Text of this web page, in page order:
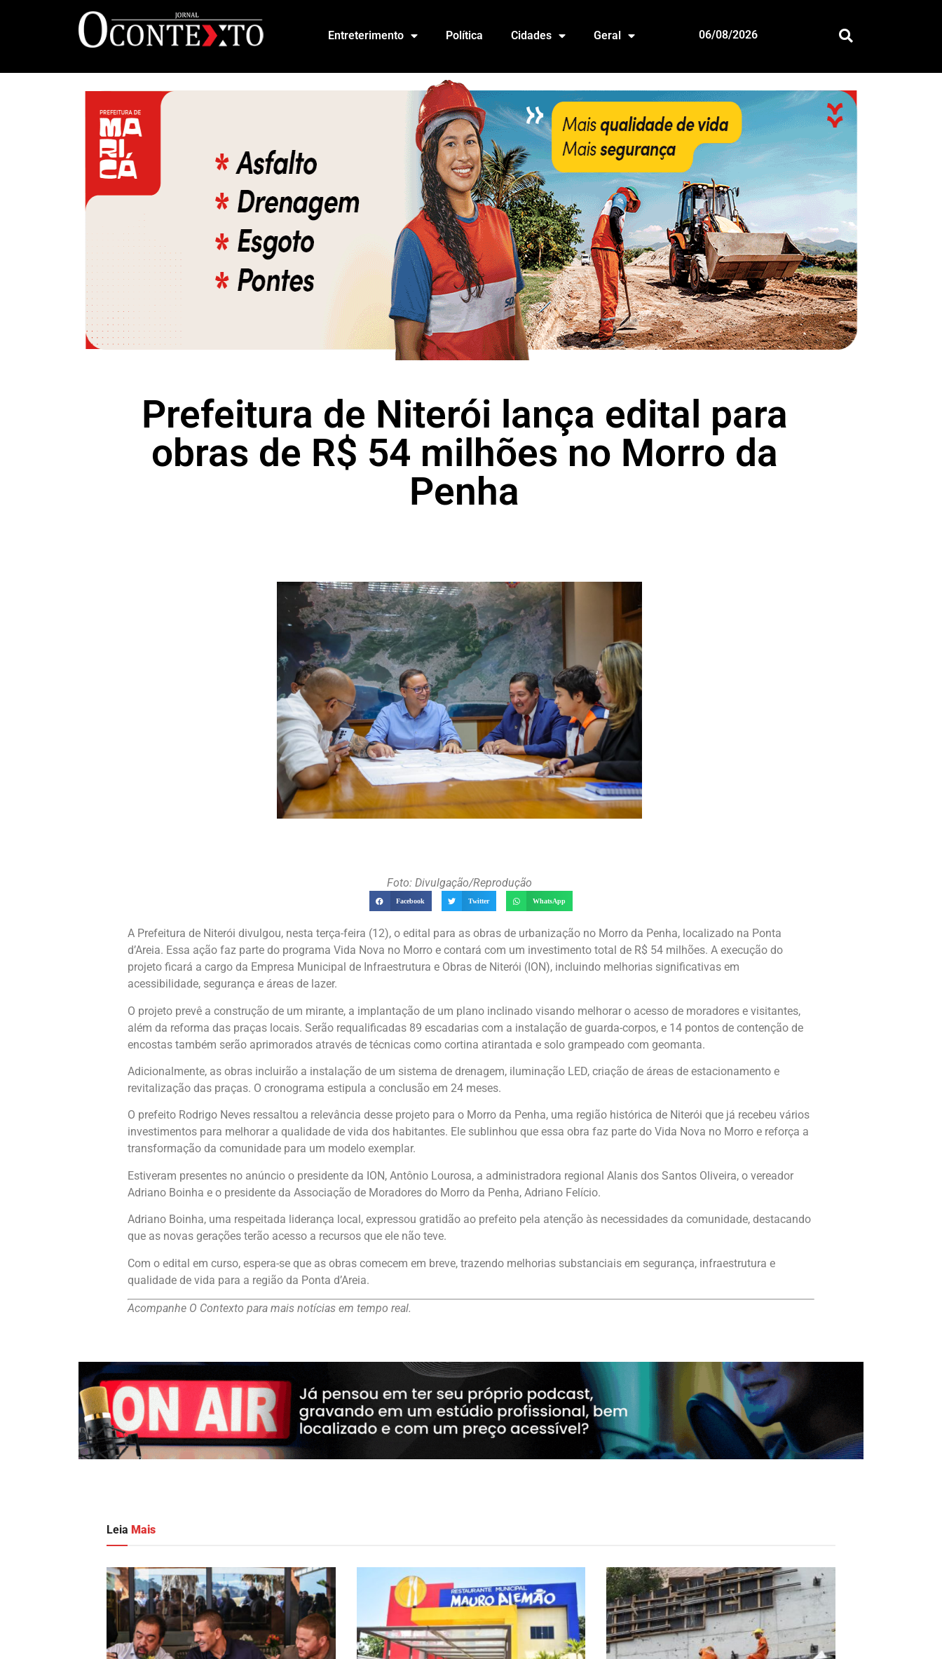
Entreterimento Política Cidades Geral 06/08/2026
Prefeitura de Niterói lança edital para
obras de R$ 54 milhões no Morro da
Penha
Foto: Divulgação/Reprodução
Facebook Twitter WhatsApp
A Prefeitura de Niterói divulgou, nesta terça-feira (12), o edital para as obras de urbanização no Morro da Penha, localizado na Ponta
d’Areia. Essa ação faz parte do programa Vida Nova no Morro e contará com um investimento total de R$ 54 milhões. A execução do
projeto ficará a cargo da Empresa Municipal de Infraestrutura e Obras de Niterói (ION), incluindo melhorias significativas em
acessibilidade, segurança e áreas de lazer.
O projeto prevê a construção de um mirante, a implantação de um plano inclinado visando melhorar o acesso de moradores e visitantes,
além da reforma das praças locais. Serão requalificadas 89 escadarias com a instalação de guarda-corpos, e 14 pontos de contenção de
encostas também serão aprimorados através de técnicas como cortina atirantada e solo grampeado com geomanta.
Adicionalmente, as obras incluirão a instalação de um sistema de drenagem, iluminação LED, criação de áreas de estacionamento e
revitalização das praças. O cronograma estipula a conclusão em 24 meses.
O prefeito Rodrigo Neves ressaltou a relevância desse projeto para o Morro da Penha, uma região histórica de Niterói que já recebeu vários
investimentos para melhorar a qualidade de vida dos habitantes. Ele sublinhou que essa obra faz parte do Vida Nova no Morro e reforça a
transformação da comunidade para um modelo exemplar.
Estiveram presentes no anúncio o presidente da ION, Antônio Lourosa, a administradora regional Alanis dos Santos Oliveira, o vereador
Adriano Boinha e o presidente da Associação de Moradores do Morro da Penha, Adriano Felício.
Adriano Boinha, uma respeitada liderança local, expressou gratidão ao prefeito pela atenção às necessidades da comunidade, destacando
que as novas gerações terão acesso a recursos que ele não teve.
Com o edital em curso, espera-se que as obras comecem em breve, trazendo melhorias substanciais em segurança, infraestrutura e
qualidade de vida para a região da Ponta d’Areia.
Acompanhe O Contexto para mais notícias em tempo real.
Leia Mais